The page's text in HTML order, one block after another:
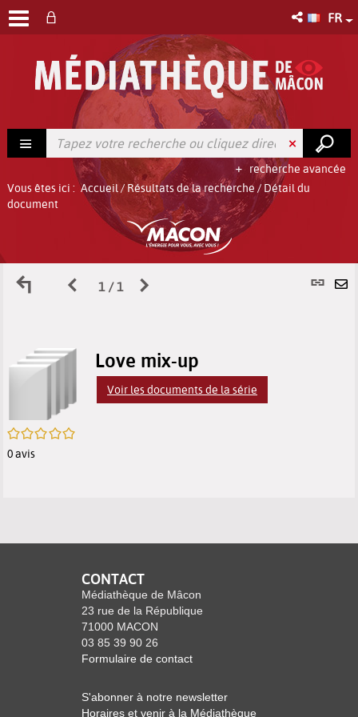
FR
recherche avancée
Vous êtes ici : Accueil/ Résultats de la recherche / Détail du
document
Retour
résultats
de
recherche
Page
des
résultats
1 / 1
Page
des
/5
0avis
Love mix-up
Voir les documents de la série
CONTACT
Médiathèque de Mâcon
23 rue de la République
71000 MACON
03 85 39 90 26
Formulaire de contact
S'abonner à notre newsletter
Horaires et venir à la Médiathèque